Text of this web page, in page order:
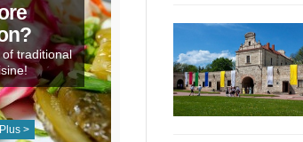
traditional
>